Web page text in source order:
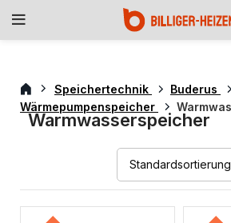
Speichertechnik
Buderus
Wärmepumpenspeicher
Warmwasserspeicher